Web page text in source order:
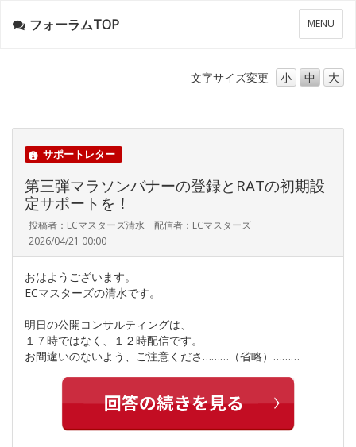
メ
ニ
ー
MENU
フォーラムTOP
文字サイズ変更 小 中 大
サポートレター
第三弾マラソンバナーの登録とRATの初期設
定サポートを！
投稿者：ECマスターズ清水 配信者：ECマスターズ
2026/04/21 00:00
おはようございます。
ECマスターズの清水です。
明日の公開コンサルティングは、
１７時ではなく、１２時配信です。
お間違いのないよう、ご注意くださ………（省略）………